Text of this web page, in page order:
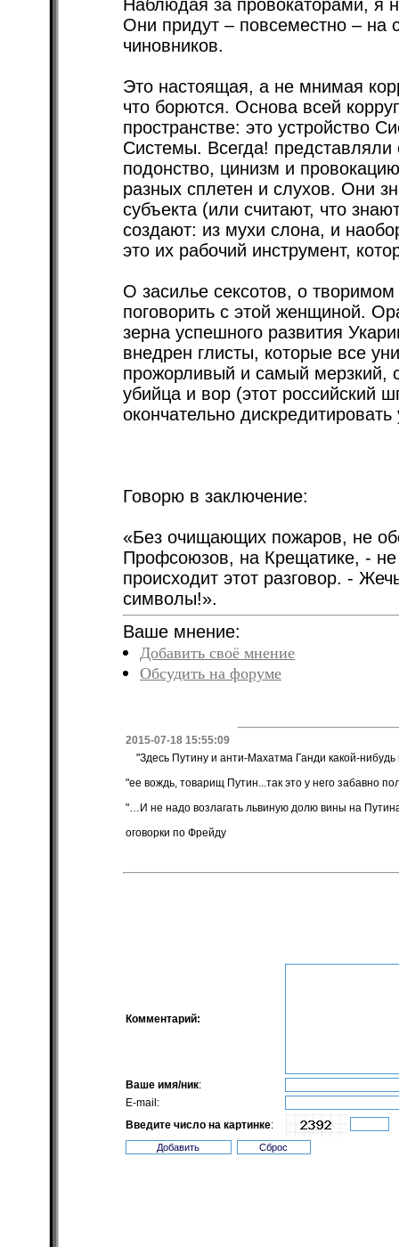
Наблюдая за провокаторами, я
Они придут – повсеместно – на
чиновников.
Это настоящая, а не мнимая
что борются. Основа всей
пространстве: это устройство
Системы. Всегда! представляли
подонство, цинизм и
разных сплетен и слухов. Они
субъекта (или считают, что
создают: из мухи слона, и
это их рабочий инструмент,
О засилье сексотов, о
поговорить с этой женщиной.
зерна успешного развития
внедрен глисты, которые все
прожорливый и самый мерзкий,
убийца и вор (этот российский
окончательно
Говорю в заключение:
«Без очищающих пожаров, не
Профсоюзов, на Крещатике, - не
происходит этот разговор. -
символы!».
Ваше мнение:
Добавить своё мнение
Обсудить на форуме
2015-07-18 15:55:09
"Здесь Путину и анти-Махатма Ганди какой-
"ее вождь, товарищ Путин...так это у него забавно
"…И не надо возлагать львиную долю вины на
оговорки по Фрейду
Комментарий:
Ваше имя/ник:
E-mail:
Введите число на картинке: